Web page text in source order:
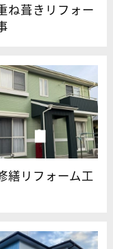
ね葺きリフォー
繕リフォーム工